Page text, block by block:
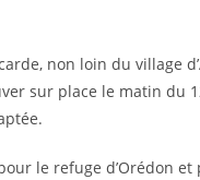
non loin du village
sur place le matin du
le refuge d’Orédon